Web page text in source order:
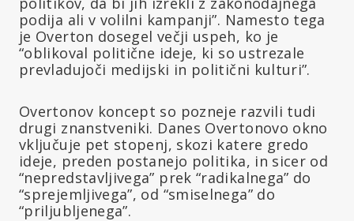
podija ali v volilni kampanji”. Namesto tega
je Overton dosegel večji uspeh, ko je
“oblikoval politične ideje, ki so ustrezale
prevladujoči medijski in politični kulturi”.
Overtonov koncept so pozneje razvili tudi
drugi znanstveniki. Danes Overtonovo okno
vključuje pet stopenj, skozi katere gredo
ideje, preden postanejo politika, in sicer od
“nepredstavljivega” prek “radikalnega” do
“sprejemljivega”, od “smiselnega” do
“priljubljenega”.